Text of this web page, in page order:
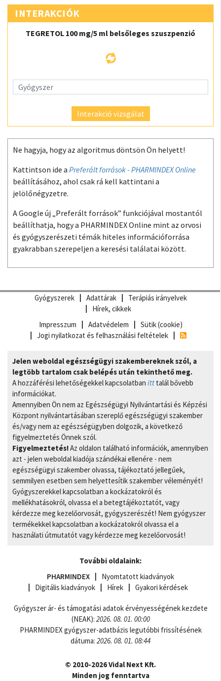
INTERAKCIÓK
TEGRETOL 100 mg/5 ml belsőleges szuszpenzió
Interakció vizsgálat
Ne hagyja, hogy az algoritmus döntsön Ön helyett!
Kattintson ide a Preferált források - PHARMINDEX Online
beállításához, ahol csak rá kell kattintani a
jelölőnégyzetre.
A Google új „Preferált források” funkciójával mostantól
beállíthatja, hogy a PHARMINDEX Online mint az orvosi
és gyógyszerészeti témák hiteles információforrása
gyakrabban szerepeljen a keresési találatai között.
Gyógyszerek Adattárak
Terápiás irányelvek
Hírek, cikkek
Impresszum
Adatvédelem
Sütik (cookie)
Jogi nyilatkozat és felhasználási feltételek
Jelen weboldal egészségügyi szakembereknek szól, a
legtöbb tartalom csak belépés után tekinthető meg.
A hozzáférési lehetőségekkel kapcsolatban itt talál bővebb
információkat.
Amennyiben Ön nem az Egészségügyi Nyilvántartási és Képzési
Központ nyilvántartásában szereplő egészségügyi szakember
és/vagy nem az egészségügyben dolgozik, a következő
figyelmeztetés Önnek szól.
Figyelmeztetés!Az oldalon található információk, amennyiben
azt - jelen weboldal kiadója szándékai ellenére - nem
egészségügyi szakember olvassa, tájékoztató jellegűek,
semmilyen esetben sem helyettesítik szakember véleményét!
Gyógyszerekkel kapcsolatban a kockázatokról és
mellékhatásokról, olvassa el a betegtájékoztatót, vagy
kérdezze meg kezelőorvosát, gyógyszerészét! Nem gyógyszer
termékekkel kapcsolatban a kockázatokról olvassa el a
használati útmutatót vagy kérdezze meg kezelőorvosát!
További oldalaink:
PHARMINDEX
Nyomtatott kiadványok
Digitális kiadványok
Hírek Gyakori kérdések
Gyógyszer ár- és támogatási adatok érvényességének kezdete
(NEAK): 2026. 08. 01. 00:00
PHARMINDEX gyógyszer-adatbázis legutóbbi frissítésének
dátuma: 2026. 08. 01. 08:44
© 2010-2026 Vidal Next Kft.
Minden jog fenntartva